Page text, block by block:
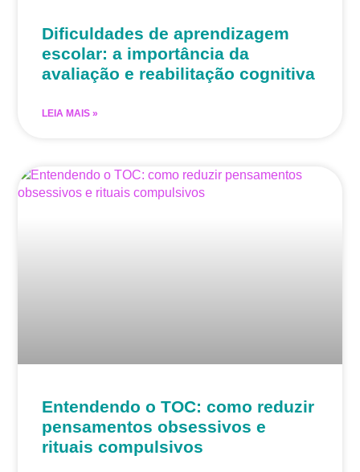
Dificuldades de aprendizagem
escolar: a importância da
avaliação e reabilitação cognitiva
LEIA MAIS »
Entendendo o TOC: como reduzir
pensamentos obsessivos e
rituais compulsivos